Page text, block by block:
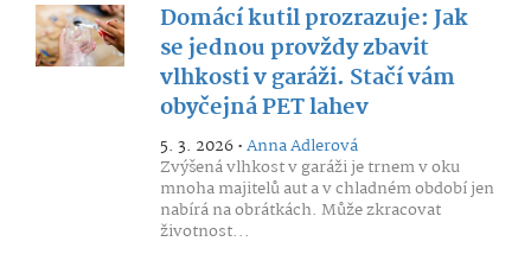
Domácí kutil prozrazuje: Jak
se jednou provždy zbavit
vlhkosti v garáži. Stačí vám
obyčejná PET lahev
5. 3. 2026 •Anna Adlerová
Zvýšená vlhkost v garáži je trnem v oku
mnoha majitelů aut a v chladném období jen
nabírá na obrátkách. Může zkracovat
životnost...